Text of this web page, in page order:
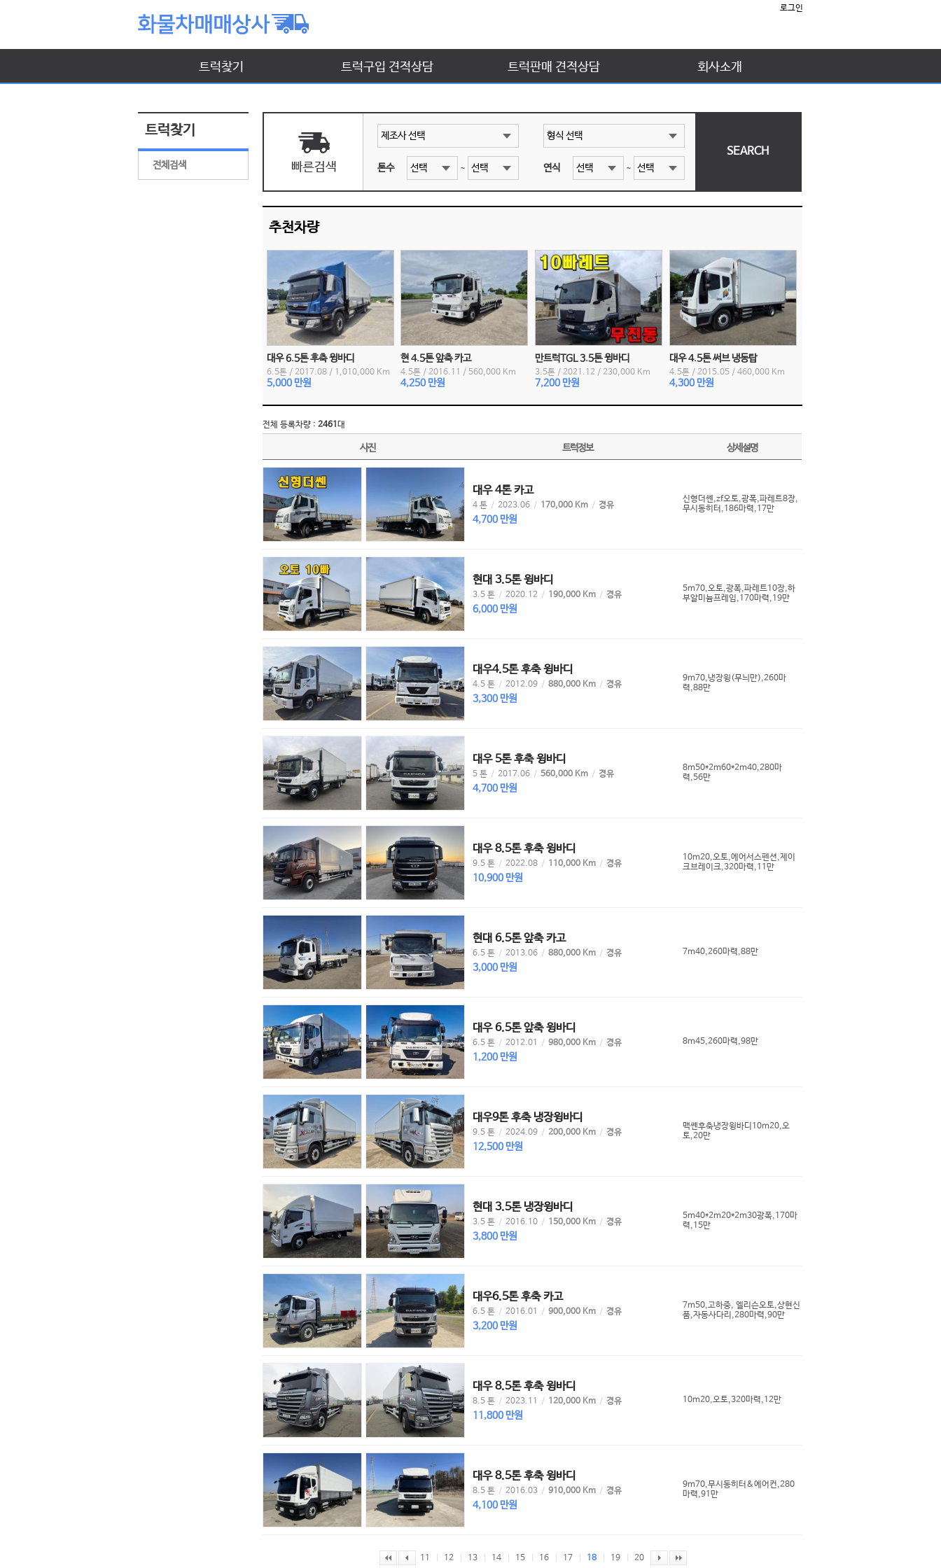
로그인
트럭찾기 트럭구입 견적상담 트럭판매 견적상담 회사소개
트럭찾기
전체검색 톤수 ~ 연식 ~
추천차량
대우 6.5톤 후축 윙바디
6.5톤 / 2017.08 / 1,010,000 Km
5,000 만원
현 4.5톤 앞축 카고
4.5톤 / 2016.11 / 560,000 Km
4,250 만원
만트럭TGL 3.5톤 윙바디
3.5톤 / 2021.12 / 230,000 Km
7,200 만원
대우 4.5톤 써브 냉동탑
4.5톤 / 2015.05 / 460,000 Km
4,300 만원
전체 등록차량 : 2461 대
사진 트럭정보 상세설명
대우 4톤 카고
4 톤 / 2023.06 / 170,000 Km / 경유
4,700 만원
신형더쎈,zf오토,광폭,파레트8장,
무시동히터,186마력,17만
현대 3.5톤 윙바디
3.5 톤 / 2020.12 / 190,000 Km / 경유
6,000 만원
5m70,오토,광폭,파레트10장,하
부알미늄프레임,170마력,19만
대우4.5톤 후축 윙바디
4.5 톤 / 2012.09 / 880,000 Km / 경유
3,300 만원
9m70,냉장윙(무늬만),260마
력,88만
대우 5톤 후축 윙바디
5 톤 / 2017.06 / 560,000 Km / 경유
4,700 만원
8m50*2m60*2m40,280마
력,56만
대우 8.5톤 후축 윙바디
9.5 톤 / 2022.08 / 110,000 Km / 경유
10,900 만원
10m20,오토,에어서스펜션,제이
크브레이크,320마력,11만
현대 6.5톤 앞축 카고
6.5 톤 / 2013.06 / 880,000 Km / 경유
3,000 만원
7m40,260마력,88만
대우 6.5톤 앞축 윙바디
6.5 톤 / 2012.01 / 980,000 Km / 경유
1,200 만원
8m45,260마력,98만
대우9톤 후축 냉장윙바디
9.5 톤 / 2024.09 / 200,000 Km / 경유
12,500 만원
맥쎈후축냉장윙바디10m20,오
토,20만
현대 3.5톤 냉장윙바디
3.5 톤 / 2016.10 / 150,000 Km / 경유
3,800 만원
5m40*2m20*2m30광폭,170마
력,15만
대우6.5톤 후축 카고
6.5 톤 / 2016.01 / 900,000 Km / 경유
3,200 만원
7m50,고하중, 엘리슨오토,상현신
품,자동사다리,280마력,90만
대우 8.5톤 후축 윙바디
8.5 톤 / 2023.11 / 120,000 Km / 경유
11,800 만원
10m20,오토,320마력,12만
대우 8.5톤 후축 윙바디
8.5 톤 / 2016.03 / 910,000 Km / 경유
4,100 만원
9m70,무시동히터&에어컨,280
마력,91만
11 12 13 14 15 16 17 18 19 20